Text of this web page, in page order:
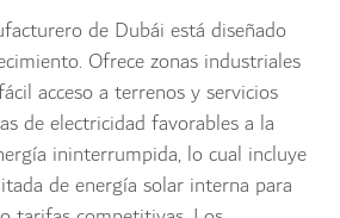
de Dubái está diseñado
Ofrece zonas industriales
acceso a terrenos y servicios
de electricidad favorables a la
ininterrumpida, lo cual incluye
de energía solar interna para